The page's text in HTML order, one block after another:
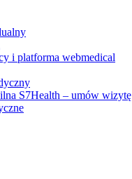
i platforma webmedical
S7Health – umów wizytę